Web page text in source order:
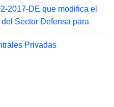
2017-DE que modifica el
Sector Defensa para
Privadas